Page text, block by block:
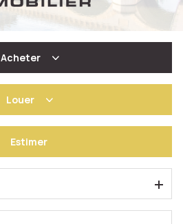
Acheter
Louer
Estimer